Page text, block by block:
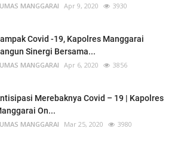
MANGGARAI Apr 9, 2020 3930
Covid -19, Kapolres Manggarai
Sinergi Bersama...
MANGGARAI Apr 6, 2020 3856
Merebaknya Covid – 19 | Kapolres
On...
MANGGARAI Mar 25, 2020 3980